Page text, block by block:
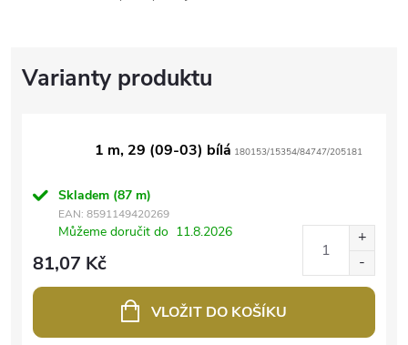
1 m, 29 (09-03) bílá 180153/15354/84747/205181
Skladem (87 m)
EAN: 8591149420269
Můžeme doručit do 11.8.2026
81,07 Kč
VLOŽIT DO KOŠÍKU